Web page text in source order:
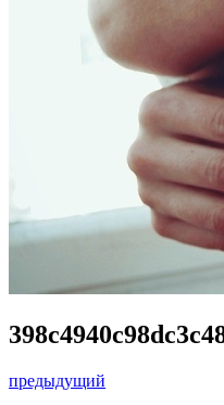
предыдущий